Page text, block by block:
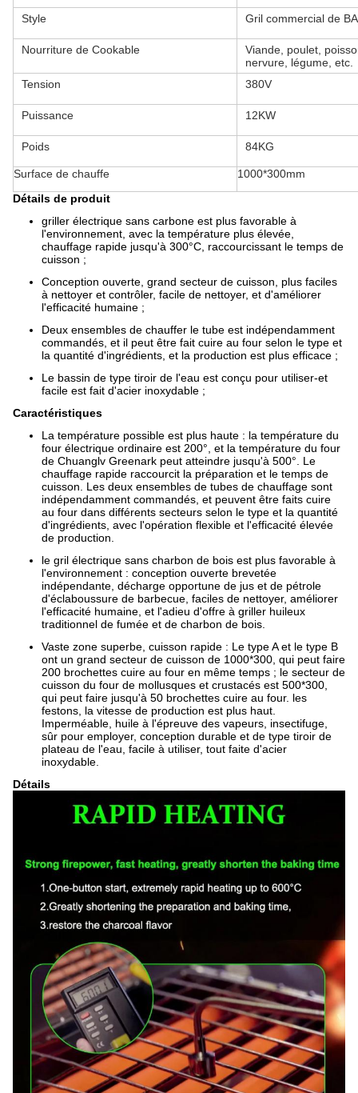
Style Gril commercial de
Nourriture de Cookable
Viande, poulet,
nervure, légume, etc.
Tension
380V
Puissance 12KW
Poids 84KG
Surface de chauffe
1000*300mm
Détails de produit
griller électrique sans carbone est plus favorable à
l'environnement, avec la température plus élevée,
chauffage rapide jusqu'à 300°C, raccourcissant le temps de
cuisson ;
Conception ouverte, grand secteur de cuisson, plus faciles
à nettoyer et contrôler, facile de nettoyer, et d'améliorer
l'efficacité humaine ;
Deux ensembles de chauffer le tube est indépendamment
commandés, et il peut être fait cuire au four selon le type et
la quantité d'ingrédients, et la production est plus efficace ;
Le bassin de type tiroir de l'eau est conçu pour utiliser-et
facile est fait d'acier inoxydable ;
Caractéristiques
La température possible est plus haute : la température du
four électrique ordinaire est 200°, et la température du four
de Chuanglv Greenark peut atteindre jusqu'à 500°. Le
chauffage rapide raccourcit la préparation et le temps de
cuisson. Les deux ensembles de tubes de chauffage sont
indépendamment commandés, et peuvent être faits cuire
au four dans différents secteurs selon le type et la quantité
d'ingrédients, avec l'opération flexible et l'efficacité élevée
de production.
le gril électrique sans charbon de bois est plus favorable à
l'environnement : conception ouverte brevetée
indépendante, décharge opportune de jus et de pétrole
d'éclaboussure de barbecue, faciles de nettoyer, améliorer
l'efficacité humaine, et l'adieu d'offre à griller huileux
traditionnel de fumée et de charbon de bois.
Vaste zone superbe, cuisson rapide : Le type A et le type B
ont un grand secteur de cuisson de 1000*300, qui peut faire
200 brochettes cuire au four en même temps ; le secteur de
cuisson du four de mollusques et crustacés est 500*300,
qui peut faire jusqu'à 50 brochettes cuire au four. les
festons, la vitesse de production est plus haut.
Imperméable, huile à l'épreuve des vapeurs, insectifuge,
sûr pour employer, conception durable et de type tiroir de
plateau de l'eau, facile à utiliser, tout faite d'acier
inoxydable.
Détails